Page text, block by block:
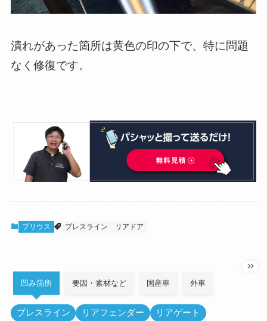
潰れがあった箇所は黄色の印の下で、特に問題
なく修復です。
プリウス プレスライン リアドア
凹み箇所 要因・素材など 国産車 外車
プレスライン リアフェンダー
リアゲート